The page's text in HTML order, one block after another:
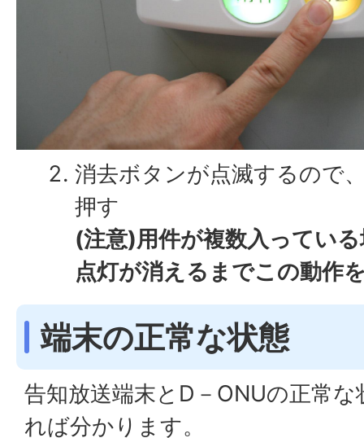
消去ボタンが点滅するので
押す
(注意)用件が複数入ってい
点灯が消えるまでこの動作
端末の正常な状態
告知放送端末とD－ONUの正常
れば分かります。